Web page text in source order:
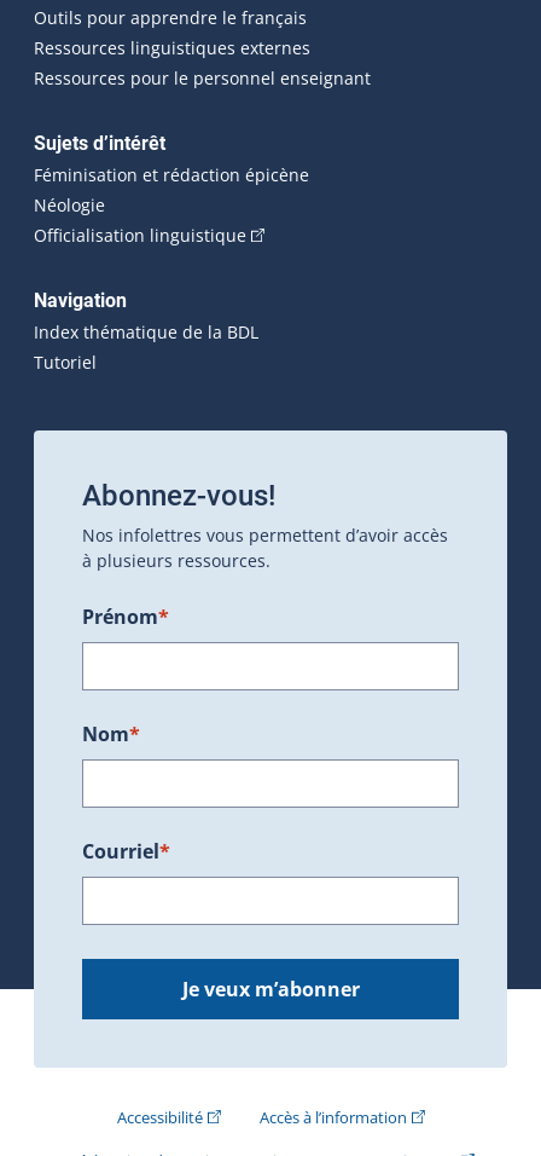
Outils pour apprendre le français
Ressources linguistiques externes
Ressources pour le personnel enseignant
Sujets d’intérêt
Féminisation et rédaction épicène
Néologie
Officialisation linguistique(Cet hyperlien externe s'ouvrira
Navigation
Index thématique de la BDL
Tutoriel
Abonnez-vous!
Nos infolettres vous permettent d’avoir accès
à plusieurs ressources.
Prénom*
Nom*
Courriel*
Je veux m’abonner
Accessibilité(Cet hyperlien externe s'ouvrira dans une
Accès à l’information(Cet hyperlien